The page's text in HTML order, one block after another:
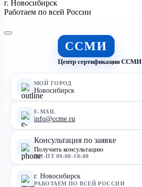
г. Новосибирск
Работаем по всей России
ССМИ
Центр сертификации ССМИ
МОЙ ГОРОД
Новосибирск
E-MAIL
info@ccme.ru
Консультация по заявке
Получить консультацию
ПН-ПТ 09:00-18:00
г. Новосибирск
РАБОТАЕМ ПО ВСЕЙ РОССИИ